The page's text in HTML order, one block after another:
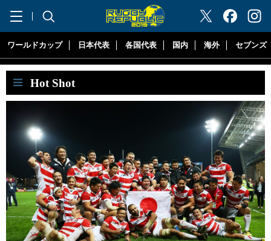
"ラグビーリパブリック"
ワールドカップ 日本代表 各国代表 国内 海外 セブンズ
Hot Shot